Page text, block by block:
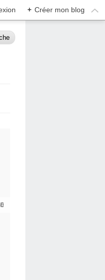
+ Créer mon blog